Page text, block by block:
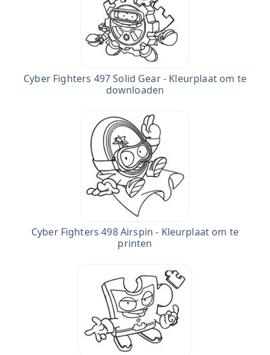
Cyber Fighters 497 Solid Gear - Kleurplaat om te
downloaden
Cyber Fighters 498 Airspin - Kleurplaat om te
printen